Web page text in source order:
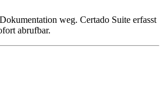
weg. Certado Suite erfasst
abrufbar.